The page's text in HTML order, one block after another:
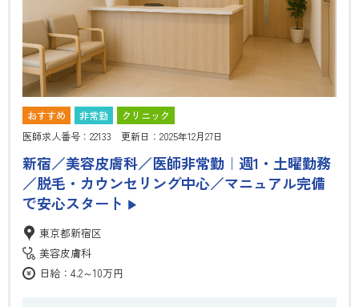
おすすめ 非常勤
クリニック
医師求人番号：22133 更新日：2025年12月27日
新宿／美容皮膚科／医師非常勤｜週1・土曜勤務
／脱毛・カウンセリング中心／マニュアル完備
で安心スタート ▶
東京都新宿区
美容皮膚科
日給：4.2～10万円